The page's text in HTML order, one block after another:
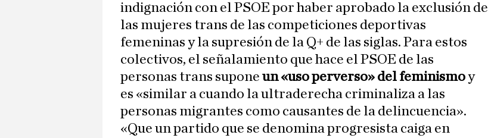
indignación con el PSOE por haber aprobado la exclusión de
las mujeres trans de las competiciones deportivas
femeninas y la supresión de la Q+ de las siglas. Para estos
colectivos, el señalamiento que hace el PSOE de las
personas trans supone un «uso perverso» del feminismoy
es «similar a cuando la ultraderecha criminaliza a las
personas migrantes como causantes de la delincuencia».
«Que un partido que se denomina progresista caiga en